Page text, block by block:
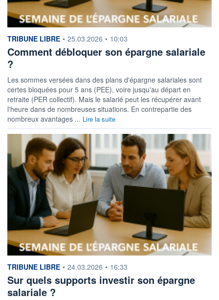
information fournie par
TRIBUNE LIBRE • 25.03.2026 • 10:03
Comment débloquer son épargne salariale
?
Les sommes versées dans des plans d'épargne salariales sont
certes bloquées pour 5 ans (PEE), voire jusqu'au départ en
retraite (PER collectif). Mais le salarié peut les récupérer avant
l'heure dans de nombreuses situations. En contrepartie des
nombreux avantages ... Lire la suite
information fournie par
TRIBUNE LIBRE • 24.03.2026 • 16:33
Sur quels supports investir son épargne
salariale ?